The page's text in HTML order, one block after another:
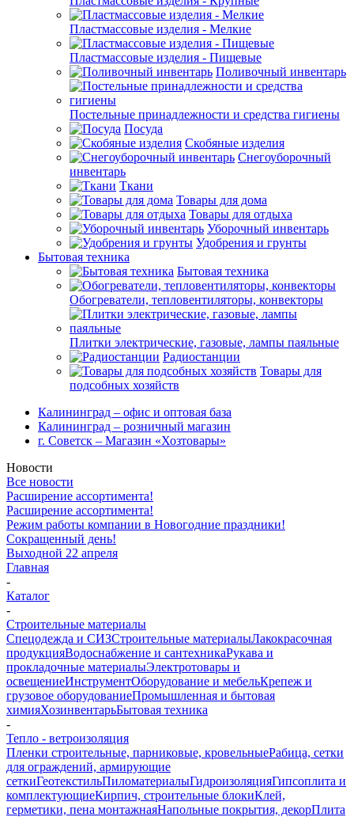
Пластмассовые изделия - Мелкие
Пластмассовые изделия - Пищевые
Поливочный инвентарь
Постельные принадлежности и средства гигиены
Посуда
Скобяные изделия
Снегоуборочный
инвентарь
Ткани
Товары для дома
Товары для отдыха
Уборочный инвентарь
Удобрения и грунты
Бытовая техника
Бытовая техника
Обогреватели, тепловентиляторы, конвекторы
Плитки электрические, газовые, лампы паяльные
Радиостанции
Товары для
подсобных хозяйств
Калининград – офис и оптовая база
Калининград – розничный магазин
г. Советск – Магазин «Хозтовары»
Новости
Все новости
Расширение ассортимента!
Расширение ассортимента!
Режим работы компании в Новогодние праздники!
Сокращенный день!
Выходной 22 апреля
Главная
-
Каталог
-
Строительные материалы
Спецодежда и СИЗСтроительные материалыЛакокрасочная
продукцияВодоснабжение и сантехникаРукава и
прокладочные материалыЭлектротовары и
освещениеИнструментОборудование и мебельКрепеж и
грузовое оборудованиеПромышленная и бытовая
химияХозинвентарьБытовая техника
-
Тепло - ветроизоляция
Пленки строительные, парниковые, кровельныеРабица, сетки
для ограждений, армирующие
сеткиГеотекстильПиломатериалыГидроизоляцияГипсоплита и
комплектующиеКирпич, строительные блокиКлей,
герметики, пена монтажнаяНапольные покрытия, декорПлита